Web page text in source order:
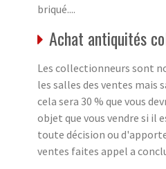
briqué....
Achat antiquités
Les collectionneurs sont
les salles des ventes mais
cela sera 30 % que vous
objet que vous vendre si il
toute décision ou
ventes faites appel a